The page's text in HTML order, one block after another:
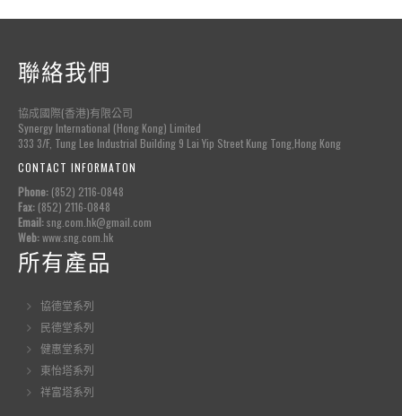
聯絡我們
協成國際(香港)有限公司
Synergy International (Hong Kong) Limited
333 3/F, Tung Lee Industrial Building 9 Lai Yip Street Kung Tong,Hong Kong
CONTACT INFORMATON
Phone: (852) 2116-0848
Fax: (852) 2116-0848
Email:sng.com.hk@gmail.com
Web:www.sng.com.hk
所有產品
協德堂系列
民德堂系列
健惠堂系列
東怡塔系列
祥富塔系列